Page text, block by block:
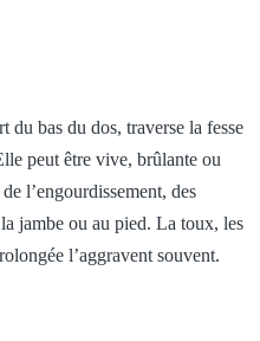
du bas du dos, traverse la fesse
peut être vive, brûlante ou
l’engourdissement, des
jambe ou au pied. La toux, les
l’aggravent souvent.